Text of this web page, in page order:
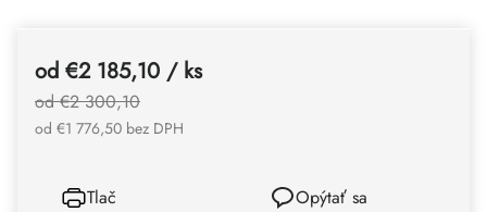
od €2 300,10
od €2 185,10 / ks
od €1 776,50 bez DPH
Tlač
Opýtať sa